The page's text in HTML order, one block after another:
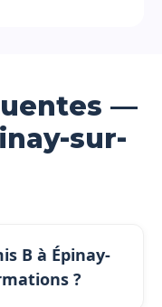
—
sur-
B à Épinay-
?